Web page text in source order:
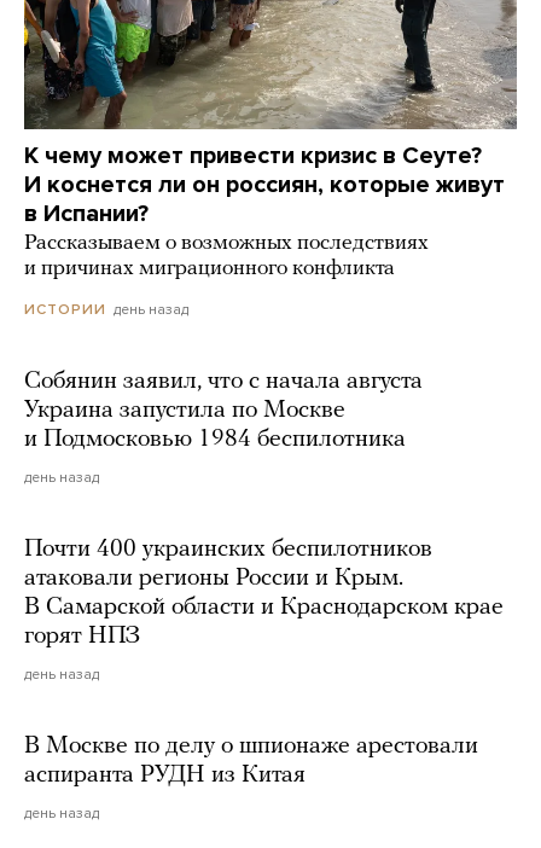
К чему может привести кризис в Сеуте?
И коснется ли он россиян, которые живут
в Испании?
Рассказываем о возможных последствиях
и причинах миграционного конфликта
ИСТОРИИ день назад
Собянин заявил, что с начала августа
Украина запустила по Москве
и Подмосковью 1984 беспилотника
день назад
Почти 400 украинских беспилотников
атаковали регионы России и Крым.
В Самарской области и Краснодарском крае
горят НПЗ
день назад
В Москве по делу о шпионаже арестовали
аспиранта РУДН из Китая
день назад